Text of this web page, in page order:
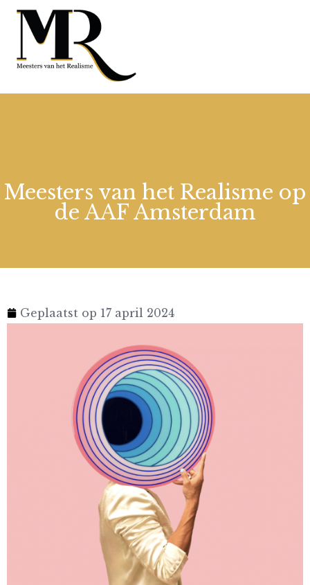
Meesters van het Realisme op
de AAF Amsterdam
Geplaatst op 17 april 2024